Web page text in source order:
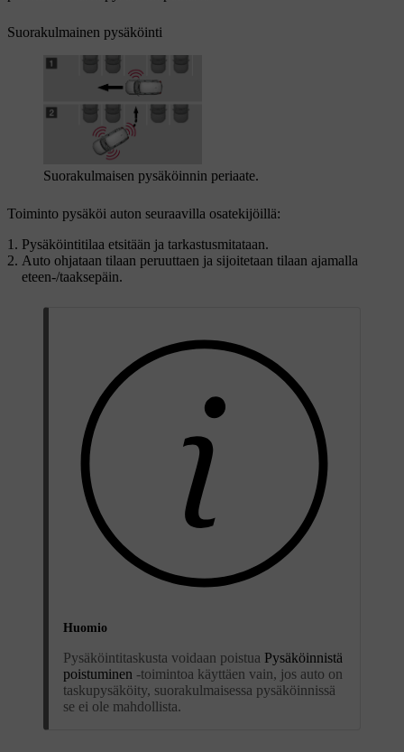
Suorakulmainen pysäköinti
Suorakulmaisen pysäköinnin periaate.
Toiminto pysäköi auton seuraavilla osatekijöillä:
Pysäköintitilaa etsitään ja tarkastusmitataan.
Auto ohjataan tilaan peruuttaen ja sijoitetaan tilaan ajamalla
eteen-/taaksepäin.
Huomio
Pysäköintitaskusta voidaan poistua Pysäköinnistä
poistuminen -toimintoa käyttäen vain, jos auto on
taskupysäköity, suorakulmaisessa pysäköinnissä
se ei ole mahdollista.